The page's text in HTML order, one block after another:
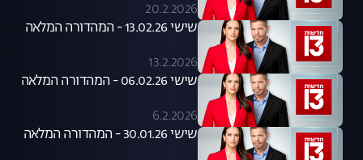
20.2.2026
שישי 13.02.26 - המהדורה המלאה
13.2.2026
שישי 06.02.26 - המהדורה המלאה
6.2.2026
שישי 30.01.26 - המהדורה המלאה